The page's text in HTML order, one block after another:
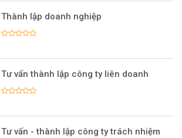
Thành lập doanh nghiệp
Tư vấn thành lập công ty liên doanh
Tư vấn - thành lập công ty trách nhiệm